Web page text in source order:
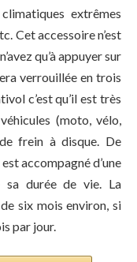
extrêmes
Cet accessoire n’est
qu’à appuyer sur
verrouillée en trois
c’est qu’il est très
(moto, vélo,
frein à disque. De
accompagné d’une
sa durée de vie. La
six mois environ, si
par jour.